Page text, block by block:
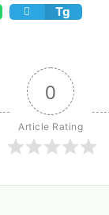
Tg
0
Article Rating